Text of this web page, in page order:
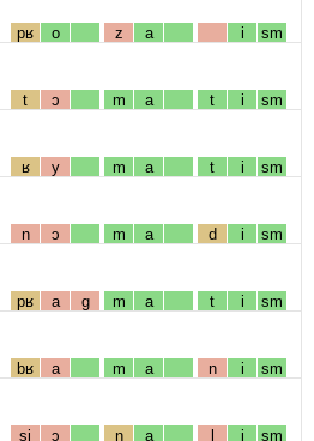
pʁ o z a i sm
t ɔ m a t i sm
ʁ y m a t i sm
n ɔ m a d i sm
pʁ a g m a t i sm
bʁ a m a n i sm
sj ɔ n a l i sm